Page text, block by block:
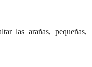
las arañas, pequeñas,